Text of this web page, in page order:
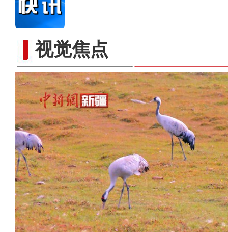
视觉焦点中国最大超深凝析气田年处